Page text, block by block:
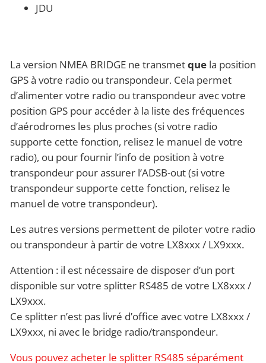
JDU
La version NMEA BRIDGE ne transmetque la position
GPS à votre radio ou transpondeur. Cela permet
d’alimenter votre radio ou transpondeur avec votre
position GPS pour accéder à la liste des fréquences
d’aérodromes les plus proches (si votre radio
supporte cette fonction, relisez le manuel de votre
radio), ou pour fournir l’info de position à votre
transpondeur pour assurer l’ADSB-out (si votre
transpondeur supporte cette fonction, relisez le
manuel de votre transpondeur).
Les autres versions permettent de piloter votre radio
ou transpondeur à partir de votre LX8xxx / LX9xxx.
Attention : il est nécessaire de disposer d’un port
disponible sur votre splitter RS485 de votre LX8xxx /
LX9xxx.
Ce splitter n’est pas livré d’office avec votre LX8xxx /
LX9xxx, ni avec le bridge radio/transpondeur.
Vous pouvez acheter le splitter RS485 séparément